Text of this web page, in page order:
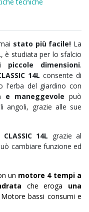
stato più facile! La
, è studiata per lo sfalcio
piccole dimensioni.
14L consente di
l'erba del giardino con
e maneggevole può
angoli, grazie alle sue
14L grazie al
cambiare funzione ed
un motore 4 tempi a
che eroga una
Motore bassi consumi e